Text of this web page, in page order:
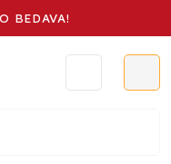
BEDAVA!